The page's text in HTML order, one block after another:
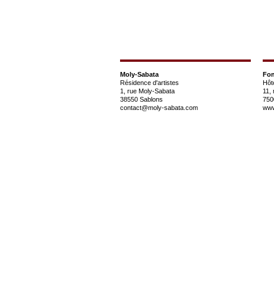
Moly-Sabata
Résidence d'artistes
1, rue Moly-Sabata
38550 Sablons
contact@moly-sabata.com
11,